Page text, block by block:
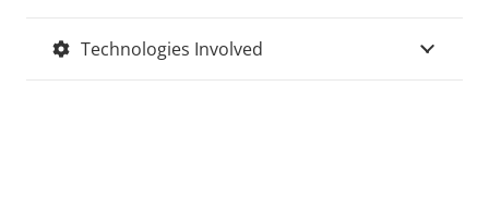
Technologies Involved